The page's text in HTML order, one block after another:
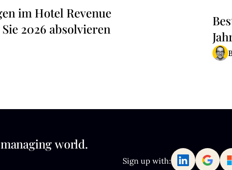
im Hotel Revenue
2026 absolvieren
world.
Sign up with: